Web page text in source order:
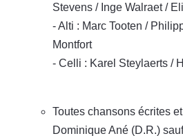
Stevens / Inge Walraet /
- Alti : Marc Tooten /
Montfort
- Celli : Karel Steylaerts /
Toutes chansons écrites
Dominique Ané (D.R.)